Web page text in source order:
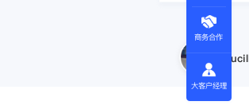
小
商务合作
大客户经理